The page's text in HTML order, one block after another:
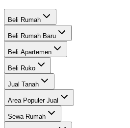
Beli Rumah
Beli Rumah Baru
Beli Apartemen
Beli Ruko
Jual Tanah
Area Populer Jual
Sewa Rumah